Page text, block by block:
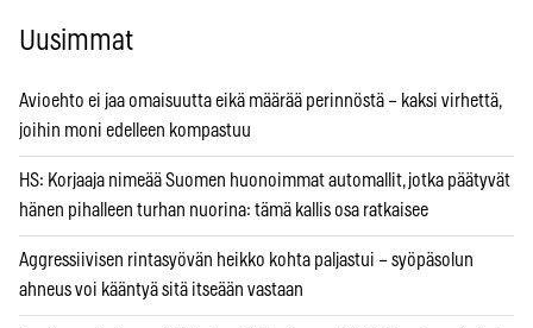
Uusimmat
Avioehto ei jaa omaisuutta eikä määrää perinnöstä – kaksi virhettä,
joihin moni edelleen kompastuu
HS: Korjaaja nimeää Suomen huonoimmat automallit, jotka päätyvät
hänen pihalleen turhan nuorina: tämä kallis osa ratkaisee
Aggressiivisen rintasyövän heikko kohta paljastui – syöpäsolun
ahneus voi kääntyä sitä itseään vastaan